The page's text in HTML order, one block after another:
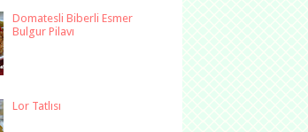
Domatesli Biberli Esmer
Bulgur Pilavı
Lor Tatlısı